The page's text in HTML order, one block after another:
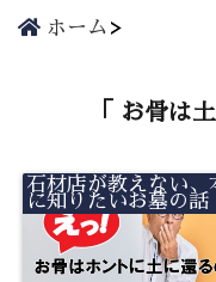
ホーム
「 お骨は
石材店が教えない、
に知りたいお墓の話